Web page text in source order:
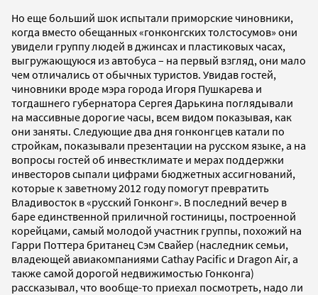
Но еще больший шок испытали приморские чиновники,
когда вместо обещанных «гонконгских толстосумов» они
увидели группу людей в джинсах и пластиковых часах,
выгружающуюся из автобуса – на первый взгляд, они мало
чем отличались от обычных туристов. Увидав гостей,
чиновники вроде мэра города Игоря Пушкарева и
тогдашнего губернатора Сергея Дарькина поглядывали
на массивные дорогие часы, всем видом показывая, как
они заняты. Следующие два дня гонконгцев катали по
стройкам, показывали презентации на русском языке, а на
вопросы гостей об инвестклимате и мерах поддержки
инвесторов сыпали цифрами бюджетных ассигнований,
которые к заветному 2012 году помогут превратить
Владивосток в «русский Гонконг». В последний вечер в
баре единственной приличной гостиницы, построенной
корейцами, самый молодой участник группы, похожий на
Гарри Поттера британец Сэм Свайер (наследник семьи,
владеющей авиакомпаниями Cathay Pacific и Dragon Air, а
также самой дорогой недвижимостью Гонконга)
рассказывал, что вообще-то приехал посмотреть, надо ли